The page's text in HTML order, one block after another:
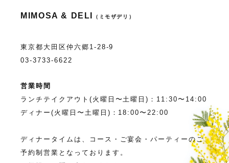
MIMOSA & DELI （ミモザデリ）
東京都大田区仲六郷1-28-9
03-3733-6622
営業時間
ランチテイクアウト(火曜日〜土曜日)：11:30〜14:00
ディナー(火曜日〜土曜日)：18:00〜22:00
ディナータイムは、コース・ご宴会・パーティーのご
予約制営業となっております。